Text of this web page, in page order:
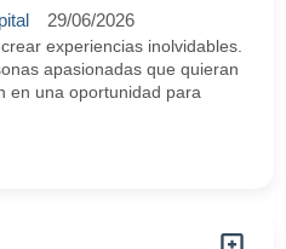
29/06/2026
experiencias inolvidables.
apasionadas que quieran
en una oportunidad para